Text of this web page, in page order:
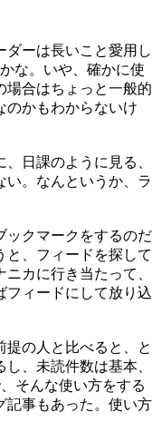
ダーは長いこと愛用し
な。いや、確かに使
場合はちょっと一般的
のかもわからないけ
日課のように見る、
い。なんというか、ラ
ックマークをするのだ
と、フィードを探して
カに行き当たって、
フィードにして放り込
提の人と比べると、と
、未読件数は基本、
そんな使い方をする
記事もあった。使い方